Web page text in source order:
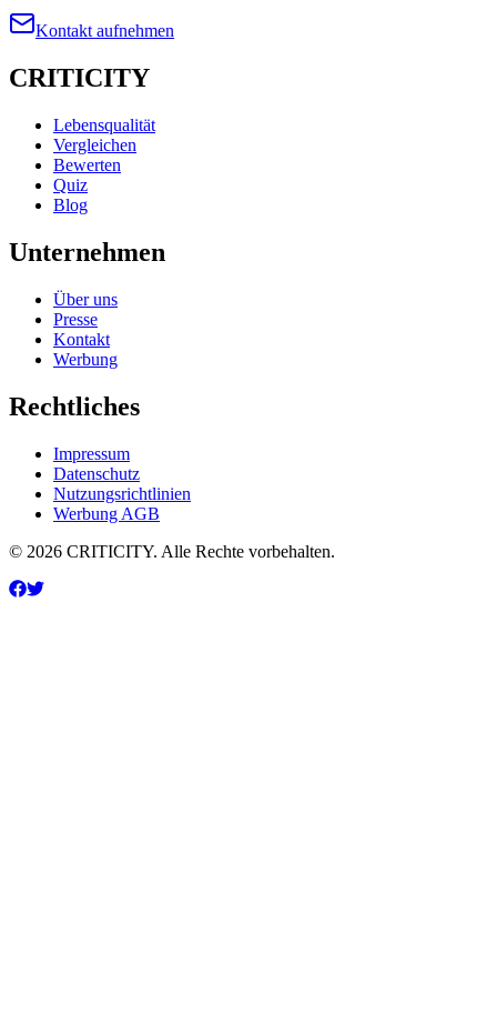
Kontakt aufnehmen
CRITICITY
Lebensqualität
Vergleichen
Bewerten
Quiz
Blog
Unternehmen
Über uns
Presse
Kontakt
Werbung
Rechtliches
Impressum
Datenschutz
Nutzungsrichtlinien
Werbung AGB
© 2026 CRITICITY. Alle Rechte vorbehalten.